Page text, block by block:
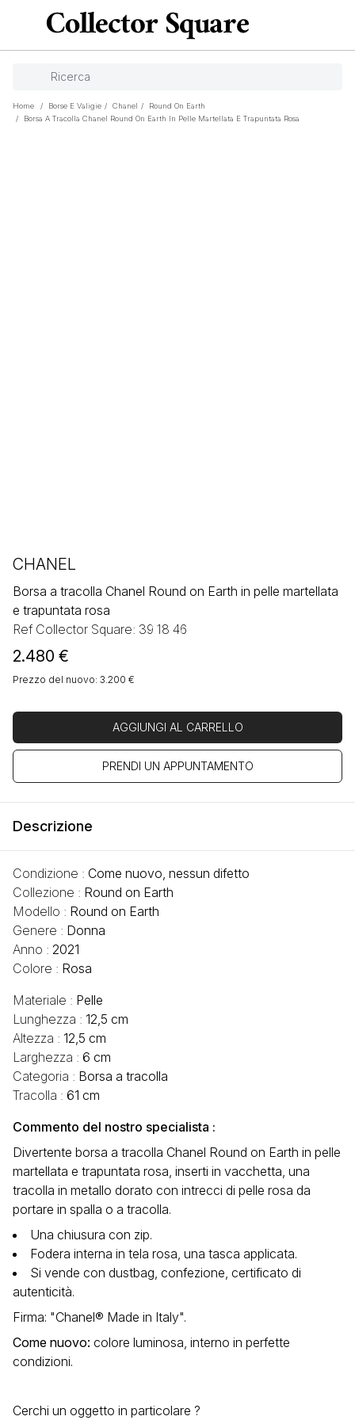
Home / Borse E Valigie / Chanel /
Round On Earth
/
Borsa A Tracolla Chanel Round On Earth In Pelle Martellata E Trapuntata Rosa
CHANEL
Borsa a tracolla Chanel Round on Earth in pelle martellata
e trapuntata rosa
Ref Collector Square: 39 18 46
2.480 €
Prezzo del nuovo: 3.200 €
AGGIUNGI AL CARRELLO
PRENDI UN APPUNTAMENTO
Descrizione
Condizione : Come nuovo, nessun difetto
Collezione : Round on Earth
Modello : Round on Earth
Genere : Donna
Anno : 2021
Colore : Rosa
Materiale : Pelle
Lunghezza : 12,5 cm
Altezza : 12,5 cm
Larghezza : 6 cm
Categoria : Borsa a tracolla
Tracolla : 61 cm
Commento del nostro specialista :
Divertente borsa a tracolla Chanel Round on Earth in pelle
martellata e trapuntata rosa, inserti in vacchetta, una
tracolla in metallo dorato con intrecci di pelle rosa da
portare in spalla o a tracolla.
Una chiusura con zip.
Fodera interna in tela rosa, una tasca applicata.
Si vende con dustbag, confezione, certificato di
autenticità.
Firma: "Chanel® Made in Italy".
Come nuovo: colore luminosa, interno in perfette
condizioni.
Cerchi un oggetto in particolare ?